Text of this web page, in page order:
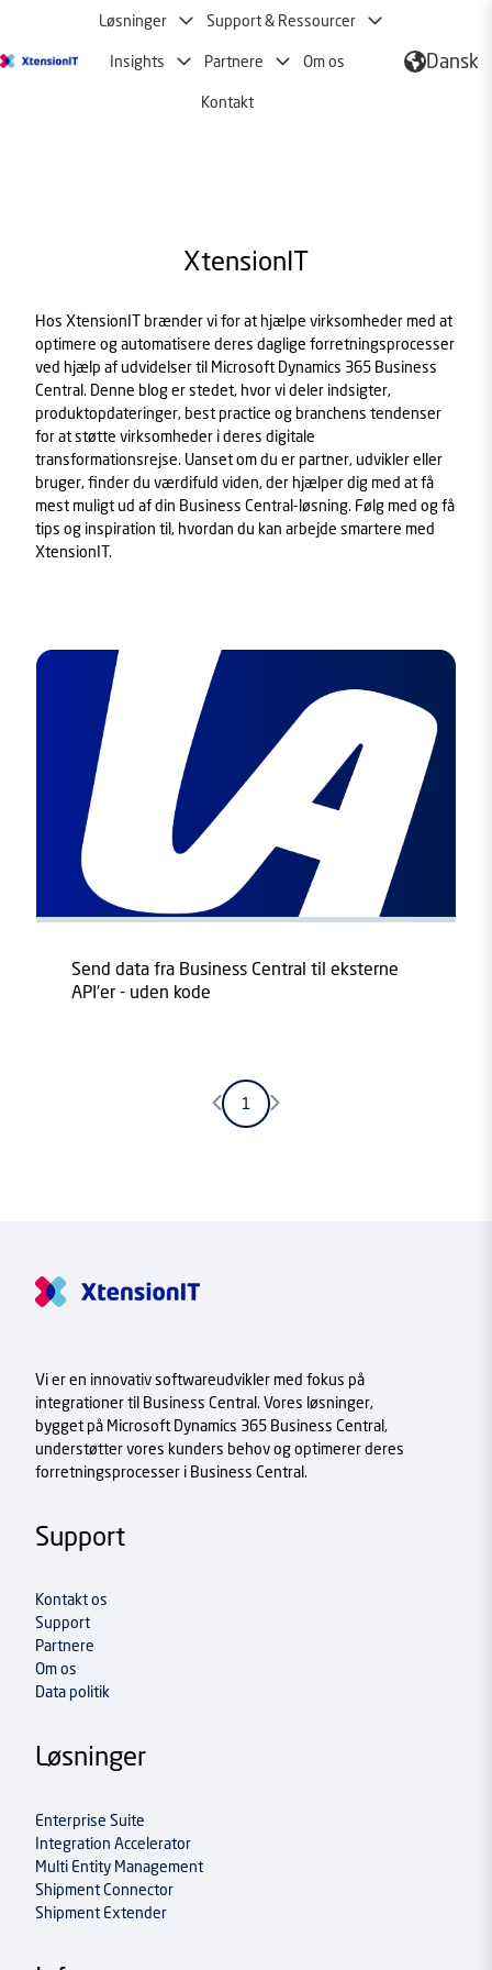
Løsninger Support & Ressourcer
Insights Partnere Om os
Kontakt
Dansk
XtensionIT
Hos XtensionIT brænder vi for at hjælpe virksomheder med at
optimere og automatisere deres daglige forretningsprocesser
ved hjælp af udvidelser til Microsoft Dynamics 365 Business
Central. Denne blog er stedet, hvor vi deler indsigter,
produktopdateringer, best practice og branchens tendenser
for at støtte virksomheder i deres digitale
transformationsrejse. Uanset om du er partner, udvikler eller
bruger, finder du værdifuld viden, der hjælper dig med at få
mest muligt ud af din Business Central-løsning. Følg med og få
tips og inspiration til, hvordan du kan arbejde smartere med
XtensionIT.
Send data fra Business Central til eksterne
API'er - uden kode
Forrige side
1 Næste side
Vi er en innovativ softwareudvikler med fokus på
integrationer til Business Central. Vores løsninger,
bygget på Microsoft Dynamics 365 Business Central,
understøtter vores kunders behov og optimerer deres
forretningsprocesser i Business Central.
Support
Kontakt os
Support
Partnere
Om os
Data politik
Løsninger
Enterprise Suite
Integration Accelerator
Multi Entity Management
Shipment Connector
Shipment Extender